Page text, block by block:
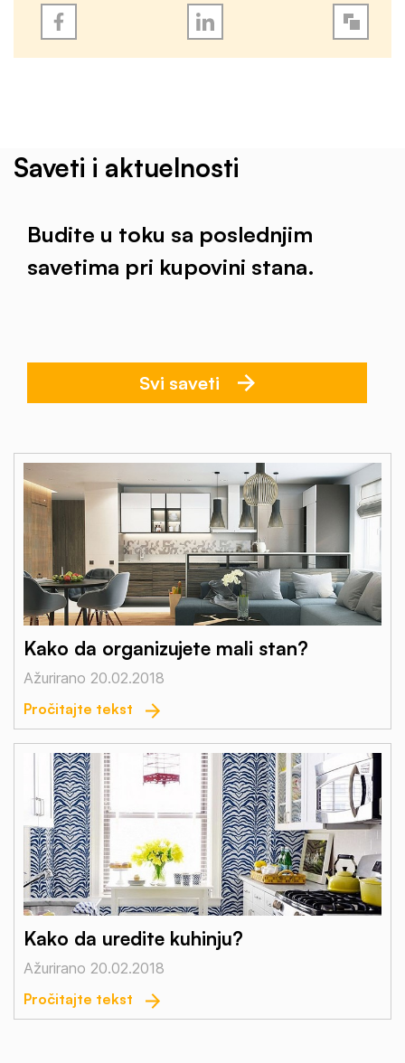
Kako da organizujete mali stan?
Ažurirano 20.02.2018
Pročitajte tekst
Kako da uredite kuhinju?
Ažurirano 20.02.2018
Pročitajte tekst
Saveti i aktuelnosti
Budite u toku sa poslednjim
savetima pri kupovini stana.
Svi saveti